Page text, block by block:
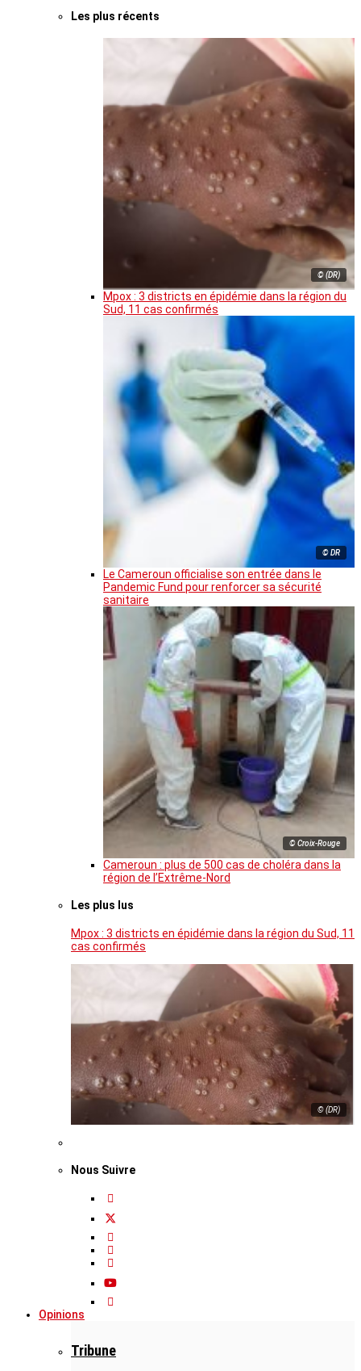
Les plus récents
© (DR)
Mpox : 3 districts en épidémie dans la région du
Sud, 11 cas confirmés
© DR
Le Cameroun officialise son entrée dans le
Pandemic Fund pour renforcer sa sécurité
sanitaire
© Croix-Rouge
Cameroun : plus de 500 cas de choléra dans la
région de l’Extrême-Nord
Les plus lus
Mpox : 3 districts en épidémie dans la région du Sud, 11
cas confirmés
© (DR)
Nous Suivre
Opinions
Tribune